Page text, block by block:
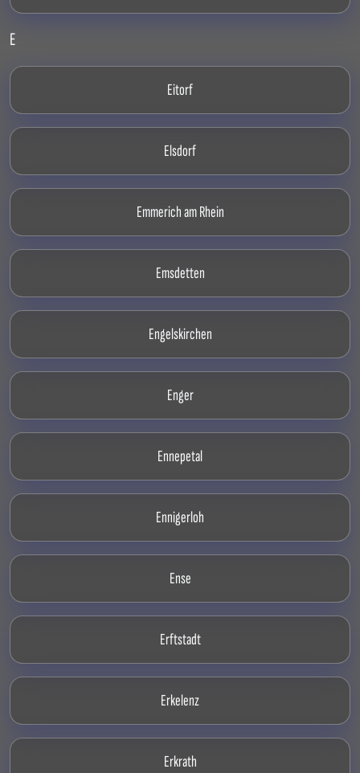
E
Eitorf
Elsdorf
Emmerich am Rhein
Emsdetten
Engelskirchen
Enger
Ennepetal
Ennigerloh
Ense
Erftstadt
Erkelenz
Erkrath